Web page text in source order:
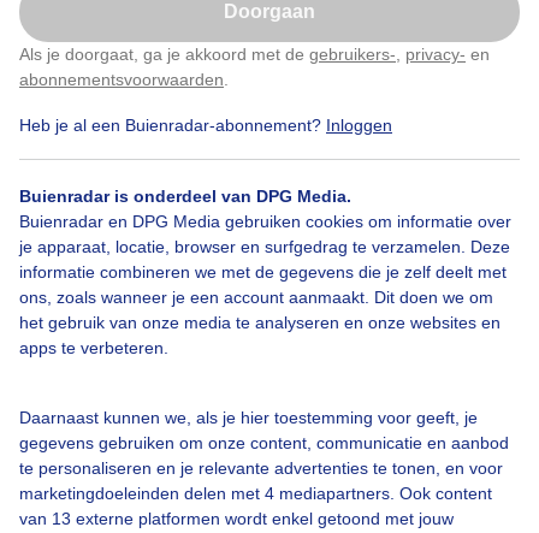
Doorgaan
Als je doorgaat, ga je akkoord met de gebruikers- privacy- en
abonnementsvoorwaarden
Heb je al een Buienradar-abonnement? Inloggen
Buienradar is onderdeel van DPG Media.
Buienradar en DPG Media gebruiken cookies om informatie over
je apparaat, locatie, browser en surfgedrag te verzamelen. Deze
informatie combineren we met de gegevens die je zelf deelt met
ons, zoals wanneer je een account aanmaakt. Dit doen we om
het gebruik van onze media te analyseren en onze websites en
apps te verbeteren.
Daarnaast kunnen we, als je hier toestemming voor geeft, je
gegevens gebruiken om onze content, communicatie en aanbod
te personaliseren en je relevante advertenties te tonen, en voor
marketingdoeleinden delen met 4 mediapartners. Ook content
van 13 externe platformen wordt enkel getoond met jouw
Een moment geduld aub...
Over Buienradar
Klik hierom dit aan te passen